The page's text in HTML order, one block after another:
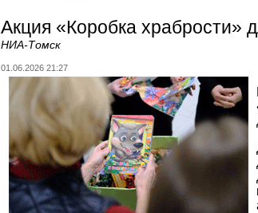
Акция «Коробка храбрости»
НИА-Томск
01.06.2026 21:27